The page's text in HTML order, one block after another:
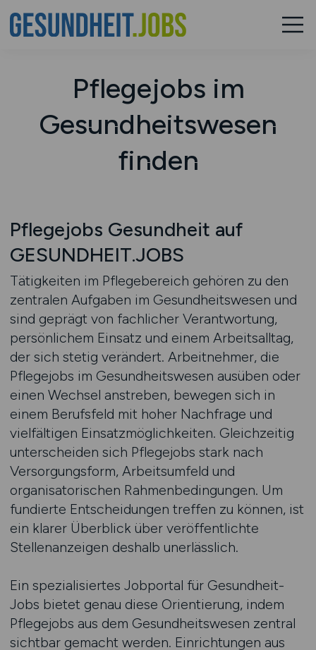
Pflegejobs im
Gesundheitswesen
finden
Pflegejobs Gesundheit auf
GESUNDHEIT.JOBS
Tätigkeiten im Pflegebereich gehören zu den
zentralen Aufgaben im Gesundheitswesen und
sind geprägt von fachlicher Verantwortung,
persönlichem Einsatz und einem Arbeitsalltag,
der sich stetig verändert. Arbeitnehmer, die
Pflegejobs im Gesundheitswesen ausüben oder
einen Wechsel anstreben, bewegen sich in
einem Berufsfeld mit hoher Nachfrage und
vielfältigen Einsatzmöglichkeiten. Gleichzeitig
unterscheiden sich Pflegejobs stark nach
Versorgungsform, Arbeitsumfeld und
organisatorischen Rahmenbedingungen. Um
fundierte Entscheidungen treffen zu können, ist
ein klarer Überblick über veröffentlichte
Stellenanzeigen deshalb unerlässlich.
Ein spezialisiertes Jobportal für Gesundheit-
Jobs bietet genau diese Orientierung, indem
Pflegejobs aus dem Gesundheitswesen zentral
sichtbar gemacht werden. Einrichtungen aus